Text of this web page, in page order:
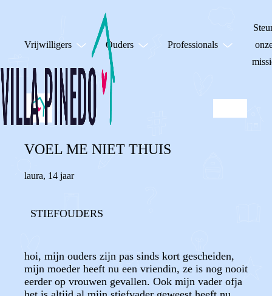
Vrijwilligers Ouders Professionals
VOEL ME NIET THUIS
laura, 14 jaar
STIEFOUDERS
hoi, mijn ouders zijn pas sinds kort gescheiden,
mijn moeder heeft nu een vriendin, ze is nog nooit
eerder op vrouwen gevallen. Ook mijn vader ofja